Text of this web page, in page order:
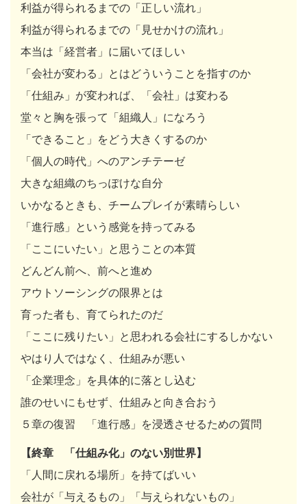
利益が得られるまでの「正しい流れ」
利益が得られるまでの「見せかけの流れ」
本当は「経営者」に届いてほしい
「会社が変わる」とはどういうことを指すのか
「仕組み」が変われば、「会社」は変わる
堂々と胸を張って「組織人」になろう
「できること」をどう大きくするのか
「個人の時代」へのアンチテーゼ
大きな組織のちっぽけな自分
いかなるときも、チームプレイが素晴らしい
「進行感」という感覚を持ってみる
「ここにいたい」と思うことの本質
どんどん前へ、前へと進め
アウトソーシングの限界とは
育った者も、育てられたのだ
「ここに残りたい」と思われる会社にするしかない
やはり人ではなく、仕組みが悪い
「企業理念」を具体的に落とし込む
誰のせいにもせず、仕組みと向き合おう
５章の復習 「進行感」を浸透させるための質問
【終章 「仕組み化」のない別世界】
「人間に戻れる場所」を持てばいい
会社が「与えるもの」「与えられないもの」